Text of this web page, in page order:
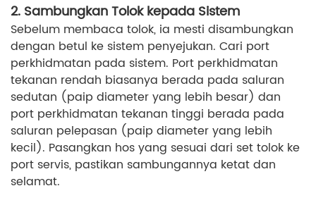
2. Sambungkan Tolok kepada Sistem
Sebelum membaca tolok, ia mesti disambungkan
dengan betul ke sistem penyejukan. Cari port
perkhidmatan pada sistem. Port perkhidmatan
tekanan rendah biasanya berada pada saluran
sedutan (paip diameter yang lebih besar) dan
port perkhidmatan tekanan tinggi berada pada
saluran pelepasan (paip diameter yang lebih
kecil). Pasangkan hos yang sesuai dari set tolok ke
port servis, pastikan sambungannya ketat dan
selamat.